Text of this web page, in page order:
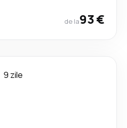
de la93 €
9 zile